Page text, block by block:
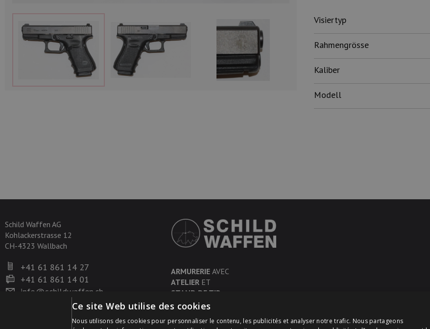
Visiertyp
Rahmengrösse
Kaliber
Modell
Schild Waffen AG
Kohlackerstrasse 12
CH-4323 Wallbach
+41 61 861 14 27
+41 61 861 14 01
info@schildwaffen.ch
ARMURERIE AVEC
ATELIER ET
STAND DE TIR
Ce site Web utilise des cookies
Nous utilisons des cookies pour personnaliser le contenu, les publicités et analyser notre trafic. Nous partageons